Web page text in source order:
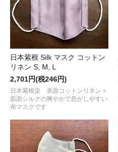
日本紫根 Silk マスク コットン
リネン S, M, L
2,701円(税246円)
日本紫根染 表面コットンリネン＋
肌面シルクの爽やかで息がしやすい
布マスクです